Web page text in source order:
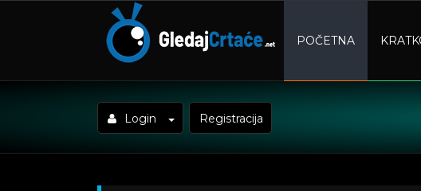
POČETNA
Login Registracija